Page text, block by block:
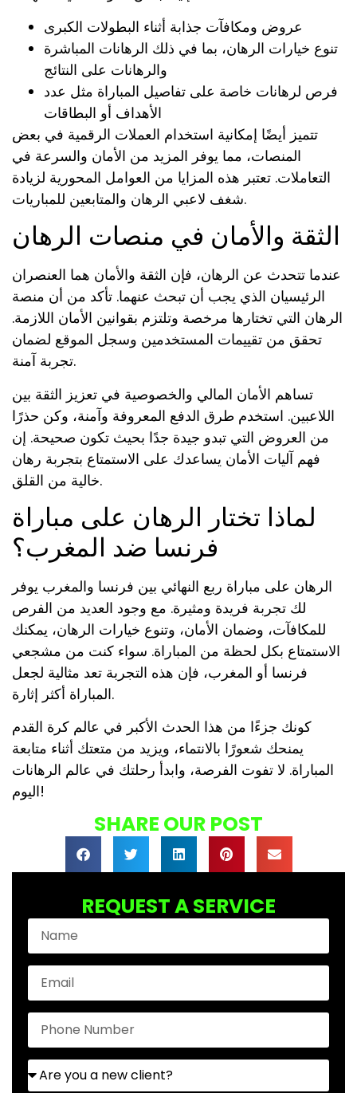
عروض ومكافآت جذابة أثناء البطولات الكبرى
تنوع خيارات الرهان، بما في ذلك الرهانات المباشرة
والرهانات على النتائج
فرص لرهانات خاصة على تفاصيل المباراة مثل عدد
الأهداف أو البطاقات
تتميز أيضًا إمكانية استخدام العملات الرقمية في بعض
المنصات، مما يوفر المزيد من الأمان والسرعة في
التعاملات. تعتبر هذه المزايا من العوامل المحورية لزيادة
شغف لاعبي الرهان والمتابعين للمباريات.
الثقة والأمان في منصات الرهان
عندما تتحدث عن الرهان، فإن الثقة والأمان هما العنصران
الرئيسيان الذي يجب أن تبحث عنهما. تأكد من أن منصة
الرهان التي تختارها مرخصة وتلتزم بقوانين الأمان اللازمة.
تحقق من تقييمات المستخدمين وسجل الموقع لضمان
تجربة آمنة.
تساهم الأمان المالي والخصوصية في تعزيز الثقة بين
اللاعبين. استخدم طرق الدفع المعروفة وآمنة، وكن حذرًا
من العروض التي تبدو جيدة جدًا بحيث تكون صحيحة. إن
فهم آليات الأمان يساعدك على الاستمتاع بتجربة رهان
خالية من القلق.
لماذا تختار الرهان على مباراة
فرنسا ضد المغرب؟
الرهان على مباراة ربع النهائي بين فرنسا والمغرب يوفر
لك تجربة فريدة ومثيرة. مع وجود العديد من الفرص
للمكافآت، وضمان الأمان، وتنوع خيارات الرهان، يمكنك
الاستمتاع بكل لحظة من المباراة. سواء كنت من مشجعي
فرنسا أو المغرب، فإن هذه التجربة تعد مثالية لجعل
المباراة أكثر إثارة.
كونك جزءًا من هذا الحدث الأكبر في عالم كرة القدم
يمنحك شعورًا بالانتماء، ويزيد من متعتك أثناء متابعة
المباراة. لا تفوت الفرصة، وابدأ رحلتك في عالم الرهانات
اليوم!
SHARE OUR POST
REQUEST A SERVICE